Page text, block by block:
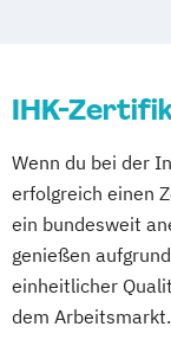
Online
Revenue
Senior
Senior
Sommelier
IHK-
Wenn du bei der
erfolgreich einen
ein bundesweit
genießen
einheitlicher
dem Arbeitsmarkt.